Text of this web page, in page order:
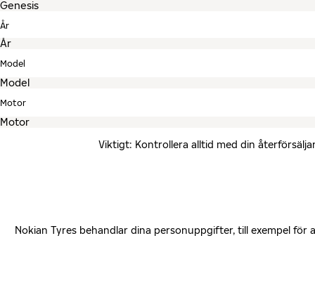
År
Model
Motor
Viktigt: Kontrollera alltid med din
Nokian Tyres behandlar dina personuppgifter, till exempel